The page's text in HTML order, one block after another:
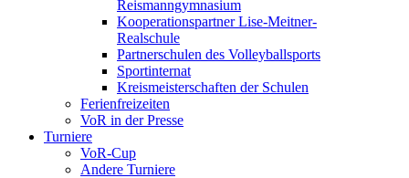
Reismanngymnasium
Kooperationspartner Lise-Meitner-
Realschule
Partnerschulen des Volleyballsports
Sportinternat
Kreismeisterschaften der Schulen
Ferienfreizeiten
VoR in der Presse
Turniere
VoR-Cup
Andere Turniere